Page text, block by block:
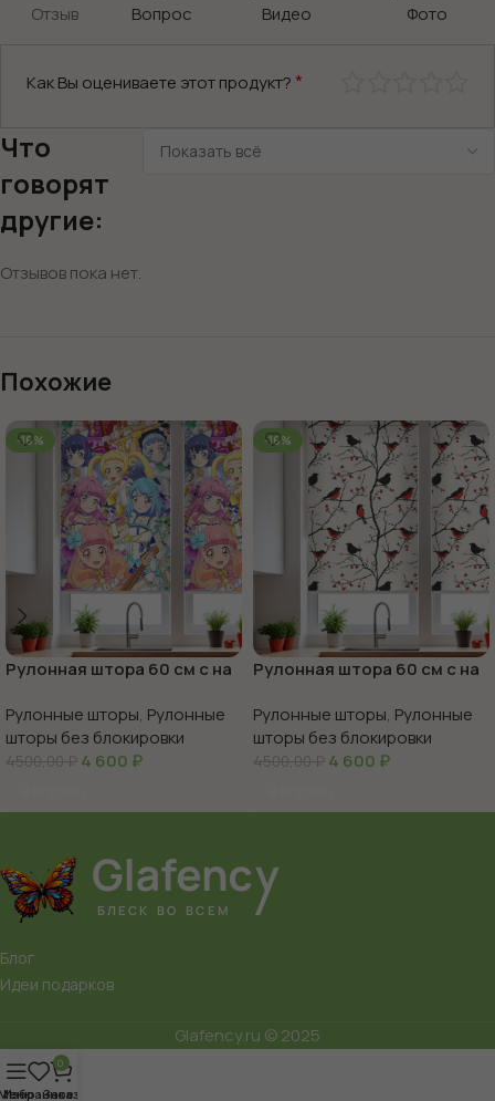
Отзыв
Вопрос
Видео
Фото
Как Вы оцениваете этот продукт? *
Что
говорят
другие:
Отзывов пока нет.
Похожие
-16%
Рулонная штора 60 см с на
Рулонные шторы, Рулонные
шторы без блокировки
4500,00₽ 4 600 ₽
-16%
Рулонная штора 60 см с на
Рулонные шторы, Рулонные
шторы без блокировки
4500,00₽ 4 600 ₽
Блог
Идеи подарков
Glafency.ru © 2025
Избранное
0
Заказ